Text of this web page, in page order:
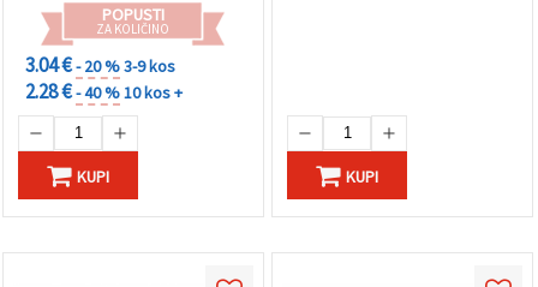
in klikom
na gumb
»Shrani«.
Sprejmi
Nastavitve
POPUSTI
ZA KOLIČINO
3.04 €- 20 %3-9 kos
2.28 €- 40 %10 kos +
KUPI KUPI